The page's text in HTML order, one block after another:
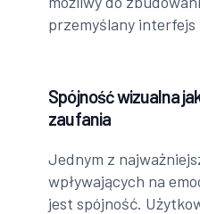
przemyślany interfejs
Spójność wizualna
zaufania
Jednym z
wpływających na
jest spójność.